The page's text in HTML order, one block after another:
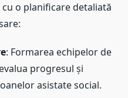
o planificare detaliată
: Formarea echipelor de
progresul și
asistate social.